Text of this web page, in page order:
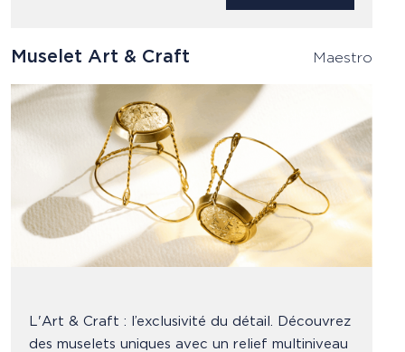
Muselet Art & Craft Maestro
L'Art & Craft : l’exclusivité du détail. Découvrez
des muselets uniques avec un relief multiniveau